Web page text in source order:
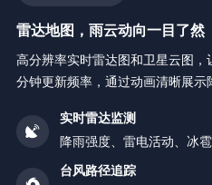
雷达地图，雨云动向一目了然
高分辨率实时雷达图和卫星云图
分钟更新频率，通过动画清晰展
实时雷达监测
降雨强度、雷电活动、冰
台风路径追踪